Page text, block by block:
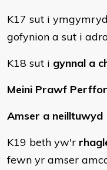
K17 sut i
gofynion a sut i
K18 sut i gynnal a
Meini Prawf
Amser a neilltuwyd
K19 beth yw'r
fewn yr amser